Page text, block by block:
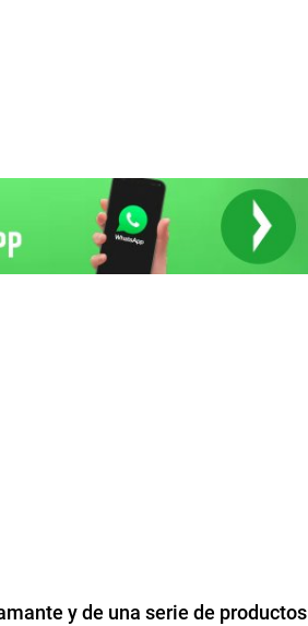
nuestro salario”
no ser pobre, informó el Indec
y de una serie de productos